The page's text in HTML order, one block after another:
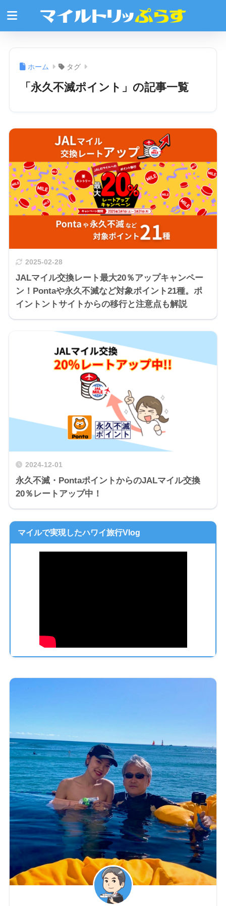
ホーム タグ
「永久不滅ポイント」の記事一覧
2025-02-28
JALマイル交換レート最大20％アップキャンペー
ン！Pontaや永久不滅など対象ポイント21種。ポ
イントントサイトからの移行と注意点も解説
2024-12-01
永久不滅・PontaポイントからのJALマイル交換
20％レートアップ中！
マイルで実現したハワイ旅行Vlog